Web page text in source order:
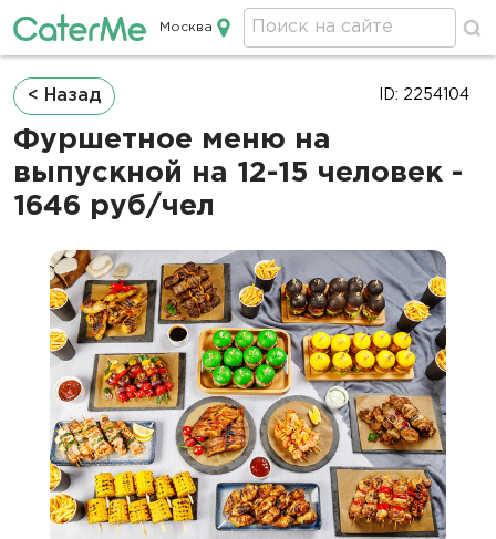
Кейтеринг в Москве
Москва
Строка
навигации
< Назад
Фуршетное меню на
выпускной на 12-15 человек -
1646 руб/чел
ID: 2254104